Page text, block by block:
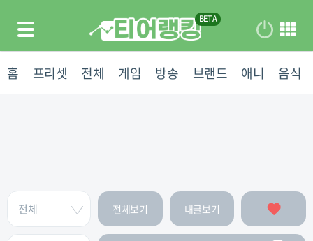
홈 프리셋 전체 게임 방송 브랜드 애니 음식
전체보기 내글보기